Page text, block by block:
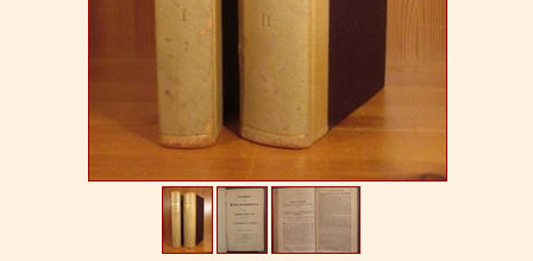
Datenschutzerklärung